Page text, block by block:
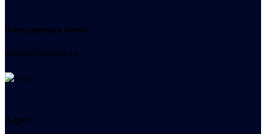
Электронная почта
admin@helpsant.ru
Адрес